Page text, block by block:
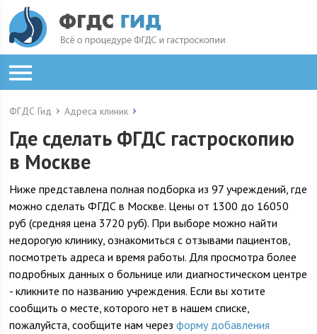
ФГДС Гид Адреса клиник
Где сделать ФГДС гастроскопию
в Москве
Ниже представлена полная подборка из 97 учреждений, где
можно сделать ФГДС в Москве. Цены от 1300 до 16050
руб (средняя цена 3720 руб). При выборе можно найти
недорогую клинику, ознакомиться с отзывами пациентов,
посмотреть адреса и время работы. Для просмотра более
подробных данных о больнице или диагностическом центре
- кликните по названию учреждения. Если вы хотите
сообщить о месте, которого нет в нашем списке,
пожалуйста, сообщите нам черезформу добавления